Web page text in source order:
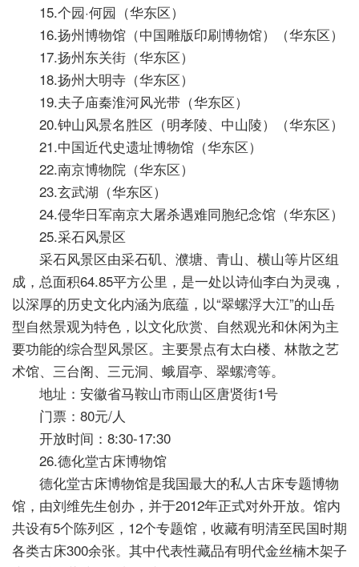
15.个园·何园（华东区）
16.扬州博物馆（中国雕版印刷博物馆）（华东区）
17.扬州东关街（华东区）
18.扬州大明寺（华东区）
19.夫子庙秦淮河风光带（华东区）
20.钟山风景名胜区（明孝陵、中山陵）（华东区）
21.中国近代史遗址博物馆（华东区）
22.南京博物院（华东区）
23.玄武湖（华东区）
24.侵华日军南京大屠杀遇难同胞纪念馆（华东区）
25.采石风景区
采石风景区由采石矶、濮塘、青山、横山等片区组
成，总面积64.85平方公里，是一处以诗仙李白为灵魂，
以深厚的历史文化内涵为底蕴，以“翠螺浮大江”的山岳
型自然景观为特色，以文化欣赏、自然观光和休闲为主
要功能的综合型风景区。主要景点有太白楼、林散之艺
术馆、三台阁、三元洞、蛾眉亭、翠螺湾等。
地址：安徽省马鞍山市雨山区唐贤街1号
门票：80元/人
开放时间：8:30-17:30
26.德化堂古床博物馆
德化堂古床博物馆是我国最大的私人古床专题博物
馆，由刘维先生创办，并于2012年正式对外开放。馆内
共设有5个陈列区，12个专题馆，收藏有明清至民国时期
各类古床300余张。其中代表性藏品有明代金丝楠木架子